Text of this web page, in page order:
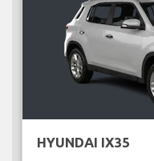
HYUNDAI IX35